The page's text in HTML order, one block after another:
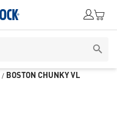
/ BOSTON CHUNKY VL